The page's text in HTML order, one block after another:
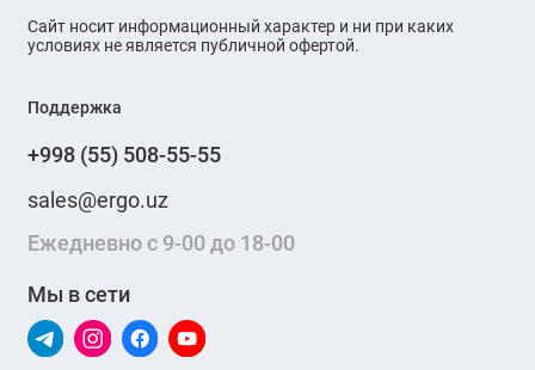
Сайт носит информационный характер и ни при каких
условиях не является публичной офертой.
Поддержка
+998 (55) 508-55-55
sales@ergo.uz
Ежедневно с 9-00 до 18-00
Мы в сети